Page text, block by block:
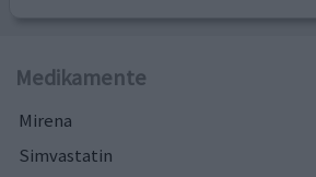
Medikamente
Mirena
Simvastatin